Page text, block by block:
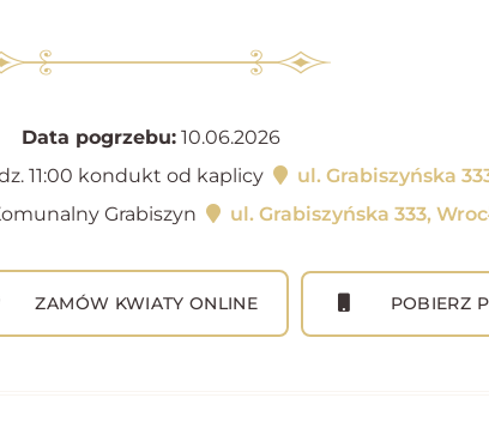
Data pogrzebu: 10.06.2026
11:00 kondukt od kaplicy
ul. Grabiszyńska
Grabiszyn ul. Grabiszyńska 333,
ZAMÓW KWIATY ONLINE POBIERZ